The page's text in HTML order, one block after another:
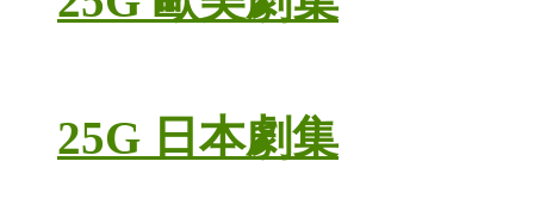
25G 日本劇集